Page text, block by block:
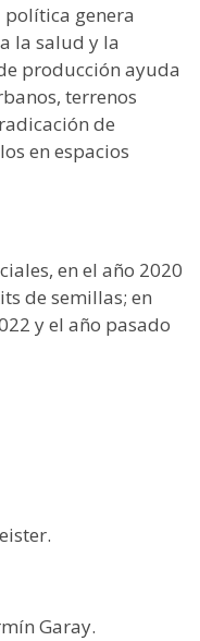
política genera
la salud y la
producción ayuda
terrenos
de
en espacios
en el año 2020
de semillas; en
y el año pasado
Garay.